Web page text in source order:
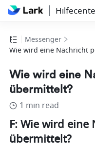
Messenger
Wie wird eine Nachricht
Wie wird eine
übermittelt?
1 min read
F: Wie wird eine
übermittelt?